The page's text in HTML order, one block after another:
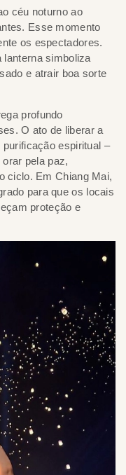
céu noturno ao
Esse momento
os espectadores.
lanterna simboliza
e atrair boa sorte
profundo
O ato de liberar a
espiritual –
pela paz,
ciclo. Em Chiang Mai,
para que os locais
proteção e